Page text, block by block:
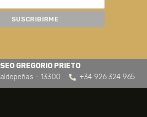
GREGORIO PRIETO
- 13300
+34 926 324 965